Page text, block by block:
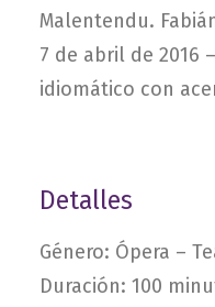
Malentendu.
7 de abril de 2016 –
idiomático con
Detalles
Género: Ópera –
Duración: 100